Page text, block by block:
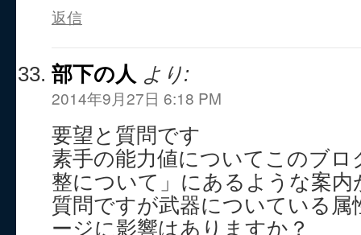
返信
部下の人 より:
2014年9月27日 6:18 PM
要望と質問です
素手の能力値についてこのブロ
整について」にあるような案内
質問ですが武器についている
ージに影響はありますか？